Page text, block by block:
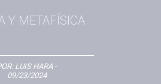
Y METAFÍSICA
LUIS HARA -
09/23/2024